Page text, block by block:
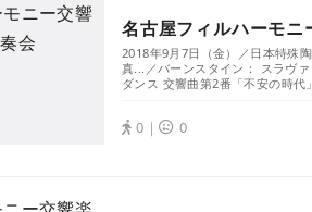
名古屋フィルハーモ
2018年9月7日（金）／日本特殊
真...／バーンスタイン： スラヴ
ダンス 交響曲第2番「不安の時代
0｜ 0